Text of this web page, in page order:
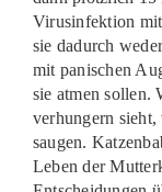
Virusinfektion
sie dadurch
mit panischen
sie atmen sollen.
verhungern
saugen.
Leben der